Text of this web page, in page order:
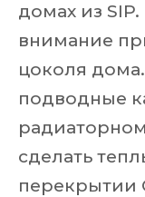
домах из
внимание
цоколя дома.
подводные
сделать
перекрытии